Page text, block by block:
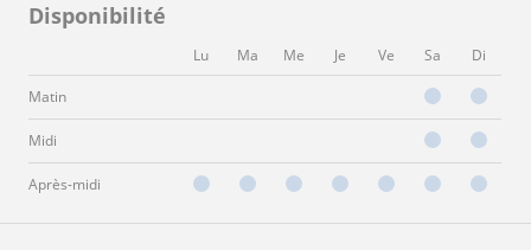
Disponibilité
Lu Ma Me Je Ve Sa Di
Matin
Midi
Après-midi